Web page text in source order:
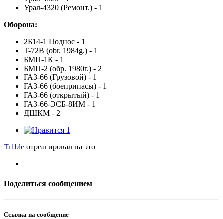
Урал-4320 (Ремонт.) - 1
Оборона:
2Б14-1 Поднос - 1
T-72B (obr. 1984g.) - 1
БМП-1К - 1
БМП-2 (обр. 1980г.) - 2
ГАЗ-66 (Грузовой) - 1
ГАЗ-66 (боеприпасы) - 1
ГАЗ-66 (открытый) - 1
ГАЗ-66-ЭСБ-8ИМ - 1
ДШКМ - 2
1
Tr1ble отреагировал на это
Поделиться сообщением
Ссылка на сообщение